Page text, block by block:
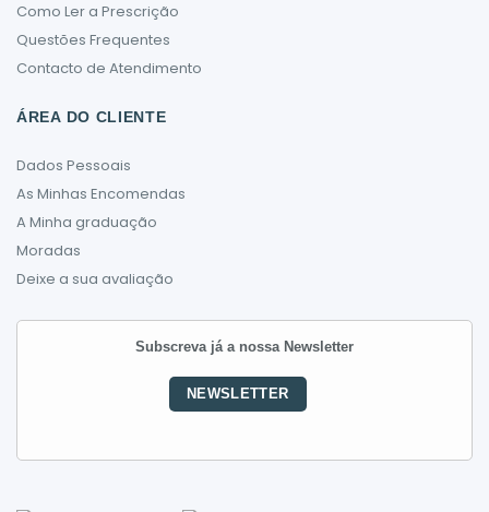
Como Ler a Prescrição
Questões Frequentes
Contacto de Atendimento
ÁREA DO CLIENTE
Dados Pessoais
As Minhas Encomendas
A Minha graduação
Moradas
Deixe a sua avaliação
Subscreva já a nossa Newsletter
NEWSLETTER